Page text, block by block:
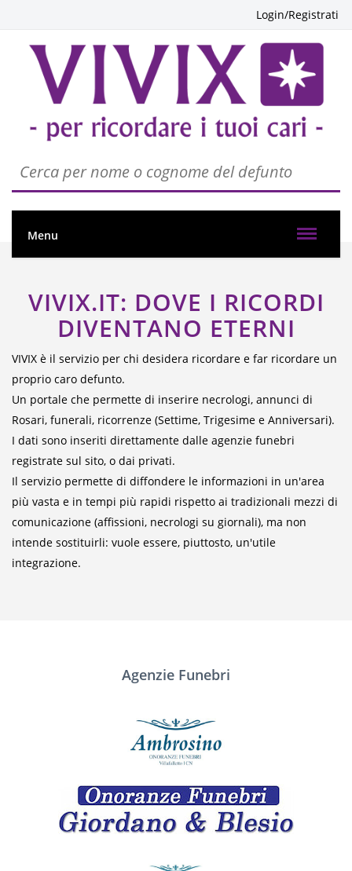
Login/Registrati
Menu
VIVIX.IT: DOVE I RICORDI
DIVENTANO ETERNI
VIVIX è il servizio per chi desidera ricordare e far ricordare un
proprio caro defunto.
Un portale che permette di inserire necrologi, annunci di
Rosari, funerali, ricorrenze (Settime, Trigesime e Anniversari).
I dati sono inseriti direttamente dalle agenzie funebri
registrate sul sito, o dai privati.
Il servizio permette di diffondere le informazioni in un'area
più vasta e in tempi più rapidi rispetto ai tradizionali mezzi di
comunicazione (affissioni, necrologi su giornali), ma non
intende sostituirli: vuole essere, piuttosto, un'utile
integrazione.
Agenzie Funebri